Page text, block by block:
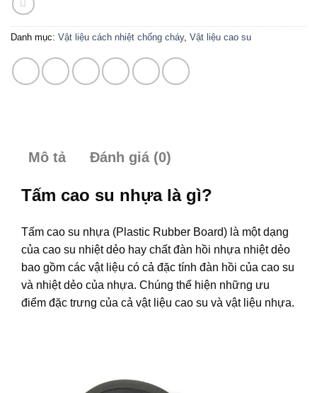
Danh mục: Vật liệu cách nhiệt chống cháy, Vật liệu cao su
Mô tả Đánh giá (0)
Tấm cao su nhựa là gì?
Tấm cao su nhựa (Plastic Rubber Board) là một dạng
của cao su nhiệt dẻo hay chất đàn hồi nhựa nhiệt dẻo
bao gồm các vật liệu có cả đặc tính đàn hồi của cao su
và nhiệt dẻo của nhựa. Chúng thể hiện những ưu
điểm đặc trưng của cả vật liệu cao su và vật liệu nhựa.